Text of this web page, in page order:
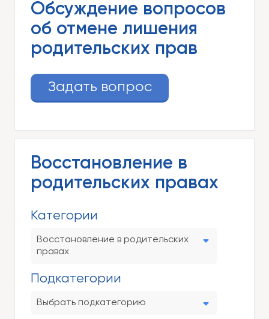
Обсуждение вопросов
об отмене лишения
родительских прав
Задать вопрос
Восстановление в
родительских правах
Категории
Восстановление в родительских
правах
Подкатегории
Выбрать подкатегорию